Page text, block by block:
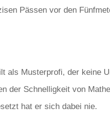
Pässen vor den
als Musterprofi, der keine
der Schnelligkeit von
hat er sich dabei nie.